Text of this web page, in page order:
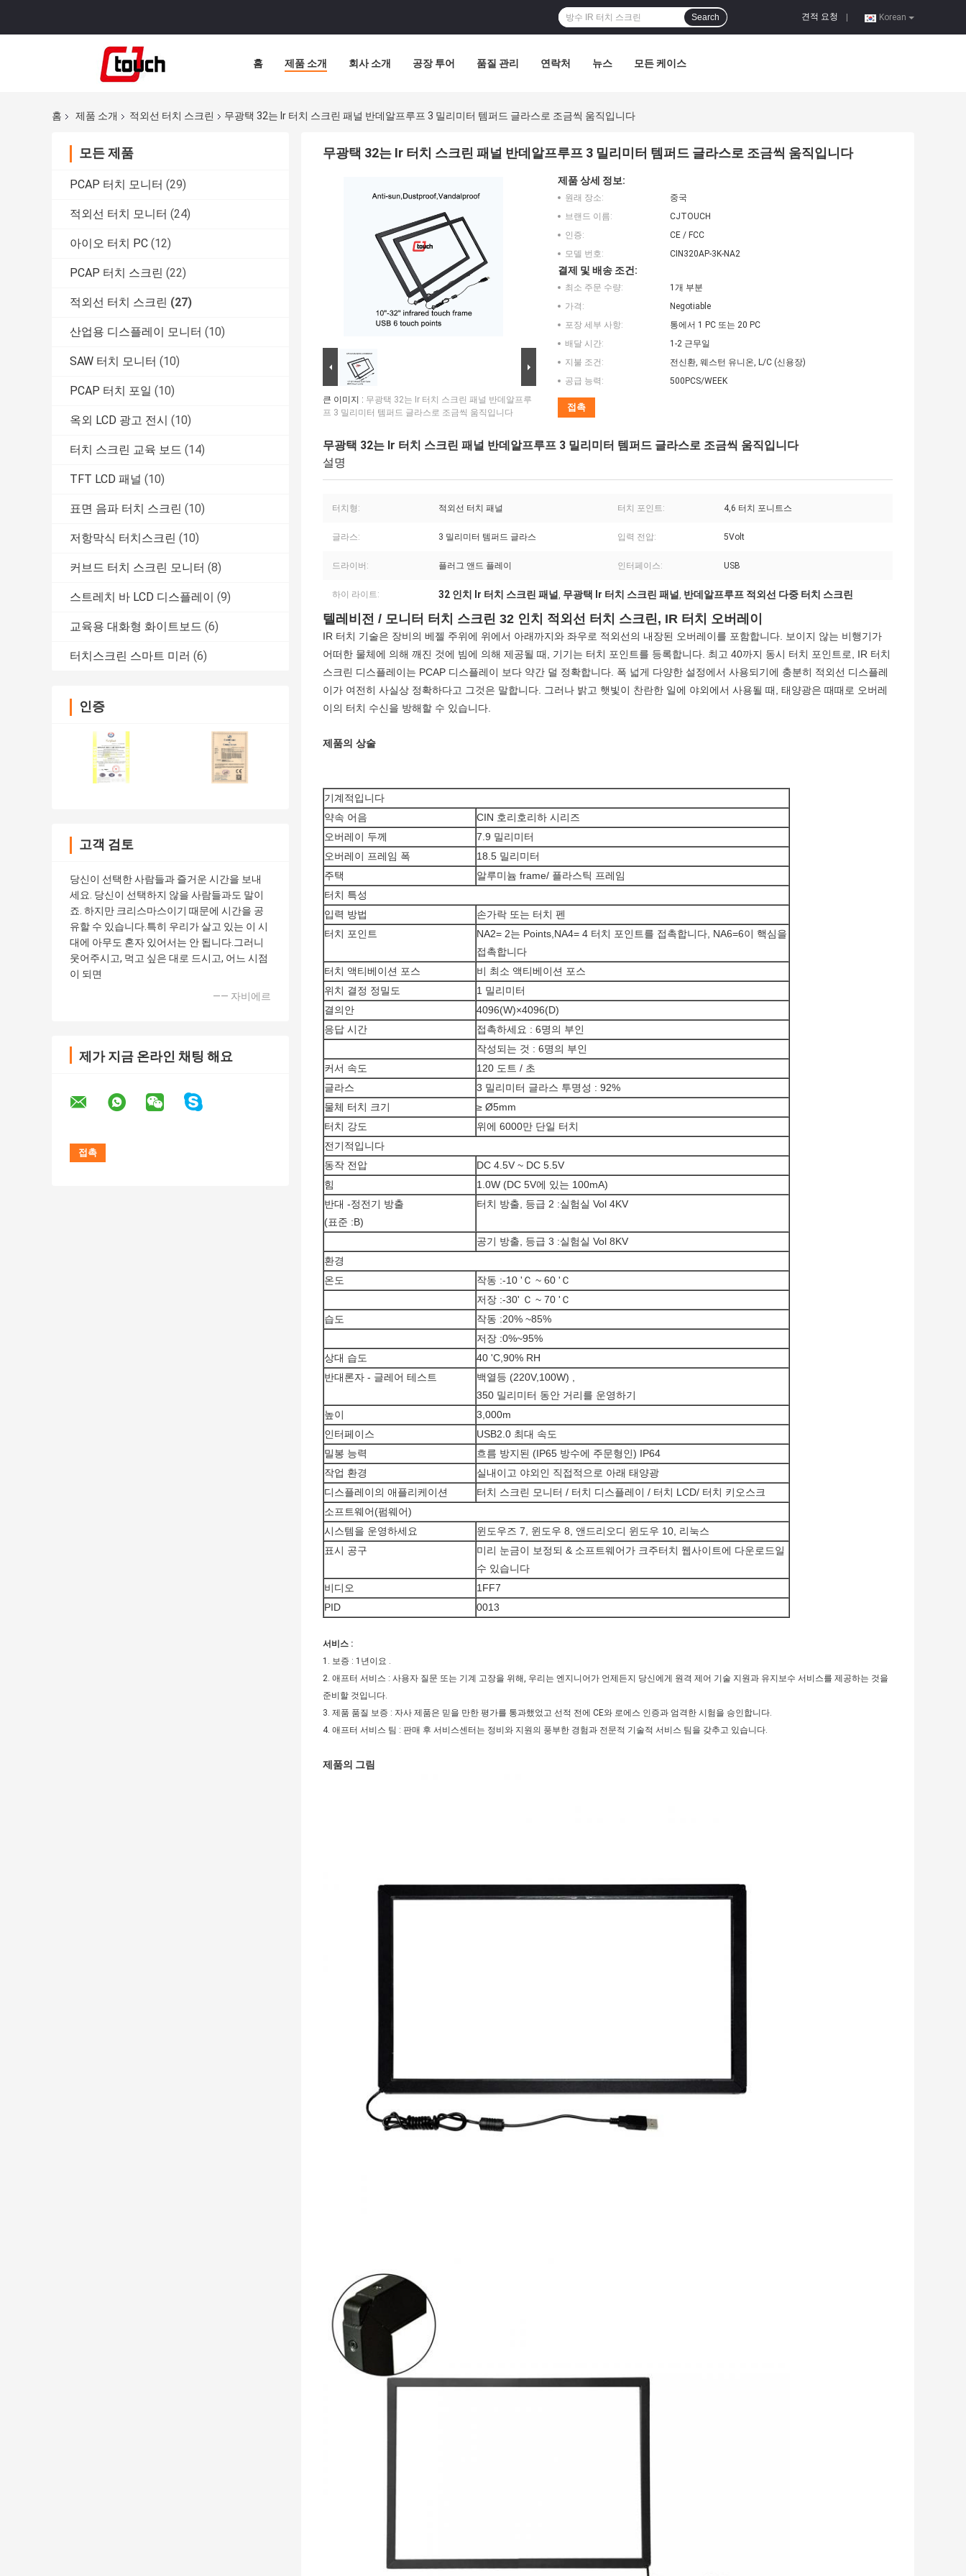
Korean
견적 요청
Search
홈 제품 소개 회사 소개 공장 투어 품질 관리 연락처 뉴스 모든 케이스
홈 제품 소개 적외선 터치 스크린 무광택 32는 Ir 터치 스크린 패널 반데알프루프 3 밀리미터 템퍼드 글라스로 조금씩 움직입니다
모든 제품
PCAP 터치 모니터 (29)
적외선 터치 모니터 (24)
아이오 터치 PC (12)
PCAP 터치 스크린 (22)
적외선 터치 스크린 (27)
산업용 디스플레이 모니터 (10)
SAW 터치 모니터 (10)
PCAP 터치 포일 (10)
옥외 LCD 광고 전시 (10)
터치 스크린 교육 보드 (14)
TFT LCD 패널 (10)
표면 음파 터치 스크린 (10)
저항막식 터치스크린 (10)
커브드 터치 스크린 모니터 (8)
스트레치 바 LCD 디스플레이 (9)
교육용 대화형 화이트보드 (6)
터치스크린 스마트 미러 (6)
인증
고객 검토
당신이 선택한 사람들과 즐거운 시간을 보내
세요. 당신이 선택하지 않을 사람들과도 말이
죠. 하지만 크리스마스이기 때문에 시간을 공
유할 수 있습니다.특히 우리가 살고 있는 이 시
대에 아무도 혼자 있어서는 안 됩니다.그러니
웃어주시고, 먹고 싶은 대로 드시고, 어느 시점
이 되면
—— 자비에르
제가 지금 온라인 채팅 해요
무광택 32는 Ir 터치 스크린 패널 반데알프루프 3 밀리미터 템퍼드 글라스로 조금씩 움직입니다
큰 이미지 : 무광택 32는 Ir 터치 스크린 패널 반데알프루
프 3 밀리미터 템퍼드 글라스로 조금씩 움직입니다
제품 상세 정보:
원래 장소:
중국
브랜드 이름:
CJTOUCH
인증:
CE / FCC
모델 번호:
CIN320AP-3K-NA2
결제 및 배송 조건:
최소 주문 수량:
1개 부분
가격:
Negotiable
포장 세부 사항:
통에서 1 PC 또는 20 PC
배달 시간:
1-2 근무일
지불 조건:
전신환, 웨스턴 유니온, L/C (신용장)
공급 능력:
500PCS/WEEK
접촉
무광택 32는 Ir 터치 스크린 패널 반데알프루프 3 밀리미터 템퍼드 글라스로 조금씩 움직입니다
설명
터치형: 적외선 터치 패널 터치 포인트: 4,6 터치 포니트스
글라스: 3 밀리미터 템퍼드 글라스 입력 전압: 5Volt
드라이버: 플러그 앤드 플레이 인터페이스: USB
하이 라이트: 32 인치 Ir 터치 스크린 패널, 무광택 Ir 터치 스크린 패널, 반데알프루프 적외선 다중 터치 스크린
텔레비전 / 모니터 터치 스크린 32 인치 적외선 터치 스크린, IR 터치 오버레이
IR 터치 기술은 장비의 베젤 주위에 위에서 아래까지와 좌우로 적외선의 내장된 오버레이를 포함합니다. 보이지 않는 비행기가
어떠한 물체에 의해 깨진 것에 빔에 의해 제공될 때, 기기는 터치 포인트를 등록합니다. 최고 40까지 동시 터치 포인트로, IR 터치
스크린 디스플레이는 PCAP 디스플레이 보다 약간 덜 정확합니다. 폭 넓게 다양한 설정에서 사용되기에 충분히 적외선 디스플레
이가 여전히 사실상 정확하다고 그것은 말합니다. 그러나 밝고 햇빛이 찬란한 일에 야외에서 사용될 때, 태양광은 때때로 오버레
이의 터치 수신을 방해할 수 있습니다.
제품의 상술
기계적입니다
약속 어음
CIN 호리호리하 시리즈
오버레이 두께
7.9 밀리미터
오버레이 프레임 폭
18.5 밀리미터
주택
알루미늄 frame/ 플라스틱 프레임
터치 특성
입력 방법
손가락 또는 터치 펜
터치 포인트
NA2= 2는 Points,NA4= 4 터치 포인트를 접촉합니다, NA6=6이 핵심을
접촉합니다
터치 액티베이션 포스
비 최소 액티베이션 포스
위치 결정 정밀도
1 밀리미터
결의안
4096(W)×4096(D)
응답 시간
접촉하세요 : 6명의 부인
작성되는 것 : 6명의 부인
커서 속도
120 도트 / 초
글라스
3 밀리미터 글라스 투명성 : 92%
물체 터치 크기
≥ Ø5mm
터치 강도
위에 6000만 단일 터치
전기적입니다
동작 전압
DC 4.5V ~ DC 5.5V
힘
1.0W (DC 5V에 있는 100mA)
반대 -정전기 방출
(표준 :B)
터치 방출, 등급 2 :실험실 Vol 4KV
공기 방출, 등급 3 :실험실 Vol 8KV
환경
온도
작동 :-10 'Ｃ ~ 60 'Ｃ
저장 :-30' Ｃ ~ 70 'Ｃ
습도
작동 :20% ~85%
저장 :0%~95%
상대 습도
40 'C,90% RH
반대론자 - 글레어 테스트
백열등 (220V,100W) ,
350 밀리미터 동안 거리를 운영하기
높이
3,000m
인터페이스
USB2.0 최대 속도
밀봉 능력
흐름 방지된 (IP65 방수에 주문형인) IP64
작업 환경
실내이고 야외인 직접적으로 아래 태양광
디스플레이의 애플리케이션
터치 스크린 모니터 / 터치 디스플레이 / 터치 LCD/ 터치 키오스크
소프트웨어(펌웨어)
시스템을 운영하세요
윈도우즈 7, 윈도우 8, 앤드리오디 윈도우 10, 리눅스
표시 공구
미리 눈금이 보정되 & 소프트웨어가 크주터치 웹사이트에 다운로드일
수 있습니다
비디오
1FF7
PID
0013
서비스 :
1. 보증 : 1년이요 .
2. 애프터 서비스 : 사용자 질문 또는 기계 고장을 위해, 우리는 엔지니어가 언제든지 당신에게 원격 제어 기술 지원과 유지보수 서비스를 제공하는 것을
준비할 것입니다.
3. 제품 품질 보증 : 자사 제품은 믿을 만한 평가를 통과했었고 선적 전에 CE와 로에스 인증과 엄격한 시험을 승인합니다.
4. 애프터 서비스 팀 : 판매 후 서비스센터는 정비와 지원의 풍부한 경험과 전문적 기술적 서비스 팀을 갖추고 있습니다.
제품의 그림